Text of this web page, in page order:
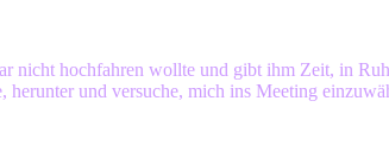
nicht hochfahren wollte und gibt ihm Zeit, in
und versuche, mich ins Meeting